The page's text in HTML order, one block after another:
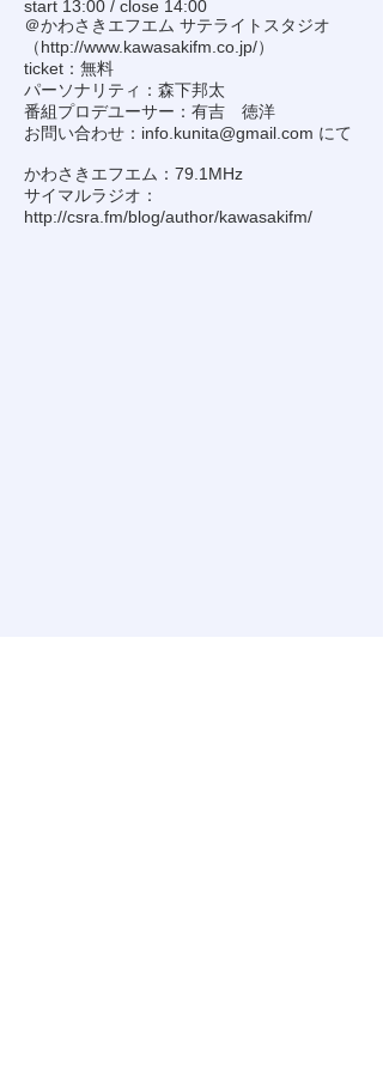
start 13:00 / close 14:00
＠かわさきエフエム サテライトスタジオ
（http://www.kawasakifm.co.jp/）
ticket：無料
パーソナリティ：森下邦太
番組プロデユーサー：有吉 徳洋
お問い合わせ： info.kunita@gmail.com にて
かわさきエフエム：79.1MHz
サイマルラジオ：
http://csra.fm/blog/author/kawasakifm/